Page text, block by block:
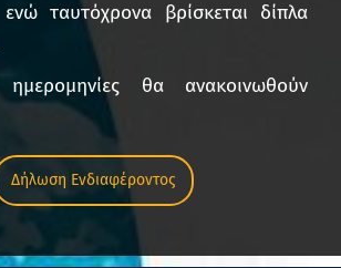
ταυτόχρονα βρίσκεται δίπλα
θα ανακοινωθούν
Δήλωση Ενδιαφέροντος